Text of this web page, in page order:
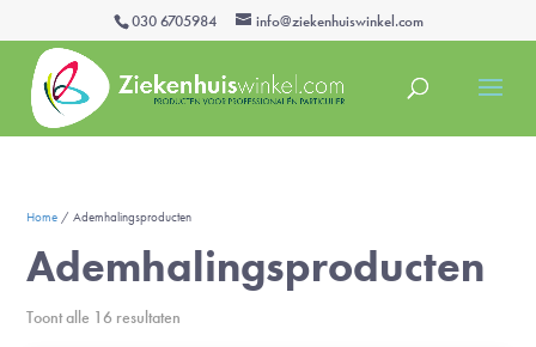
030 6705984 info@ziekenhuiswinkel.com
Home / Ademhalingsproducten
Ademhalingsproducten
Toont alle 16 resultaten